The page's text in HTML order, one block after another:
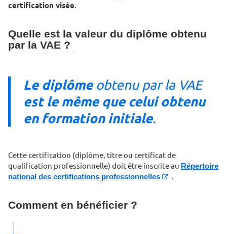
certification visée.
Quelle est la valeur du diplôme obtenu
par la VAE ?
Le diplômeobtenu par la VAE
est le même que celui obtenu
en formation initiale.
Cette certification (diplôme, titre ou certificat de
qualification professionnelle) doit être inscrite au Répertoire
national des certifications professionnelles
.
Comment en bénéficier ?